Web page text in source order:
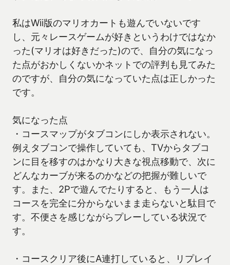
私はWii版のマリオカートも遊んでいないです
し、元々レースゲームが好きというわけではなか
った(マリオは好きだった)ので、自分の気になっ
た点がおかしくないかネットでの評判も見てみた
のですが、自分の気になっていた点は正しかった
です。
気になった点
・コースマップがタブコンにしか表示されない。
例えタブコンで操作していても、TVからタブコ
ンに目を移すのはかなり大きな視点移動で、次に
どんなカーブが来るのかなどの把握が難しいで
す。また、2Pで遊んでたりすると、もう一人は
コースを完全に分からないまま走らないと駄目で
す。不便さを感じながらプレーしている状況で
す。
・コースクリア後にA連打していると、リプレイ